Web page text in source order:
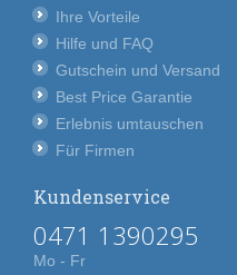
Ihre Vorteile
Hilfe und FAQ
Gutschein und Versand
Best Price Garantie
Erlebnis umtauschen
Für Firmen
Kundenservice
0471 1390295
Mo - Fr